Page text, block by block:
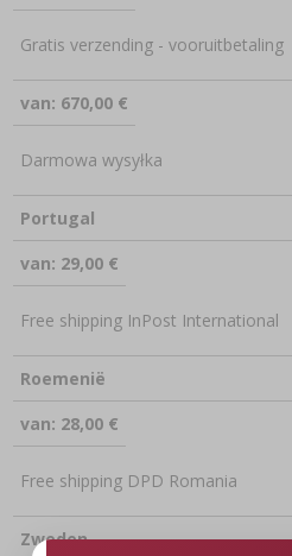
Gratis verzending - vooruitbetaling
van: 670,00 €
Darmowa wysyłka
Portugal
van: 29,00 €
Free shipping InPost International
Roemenië
van: 28,00 €
Free shipping DPD Romania
Zweden